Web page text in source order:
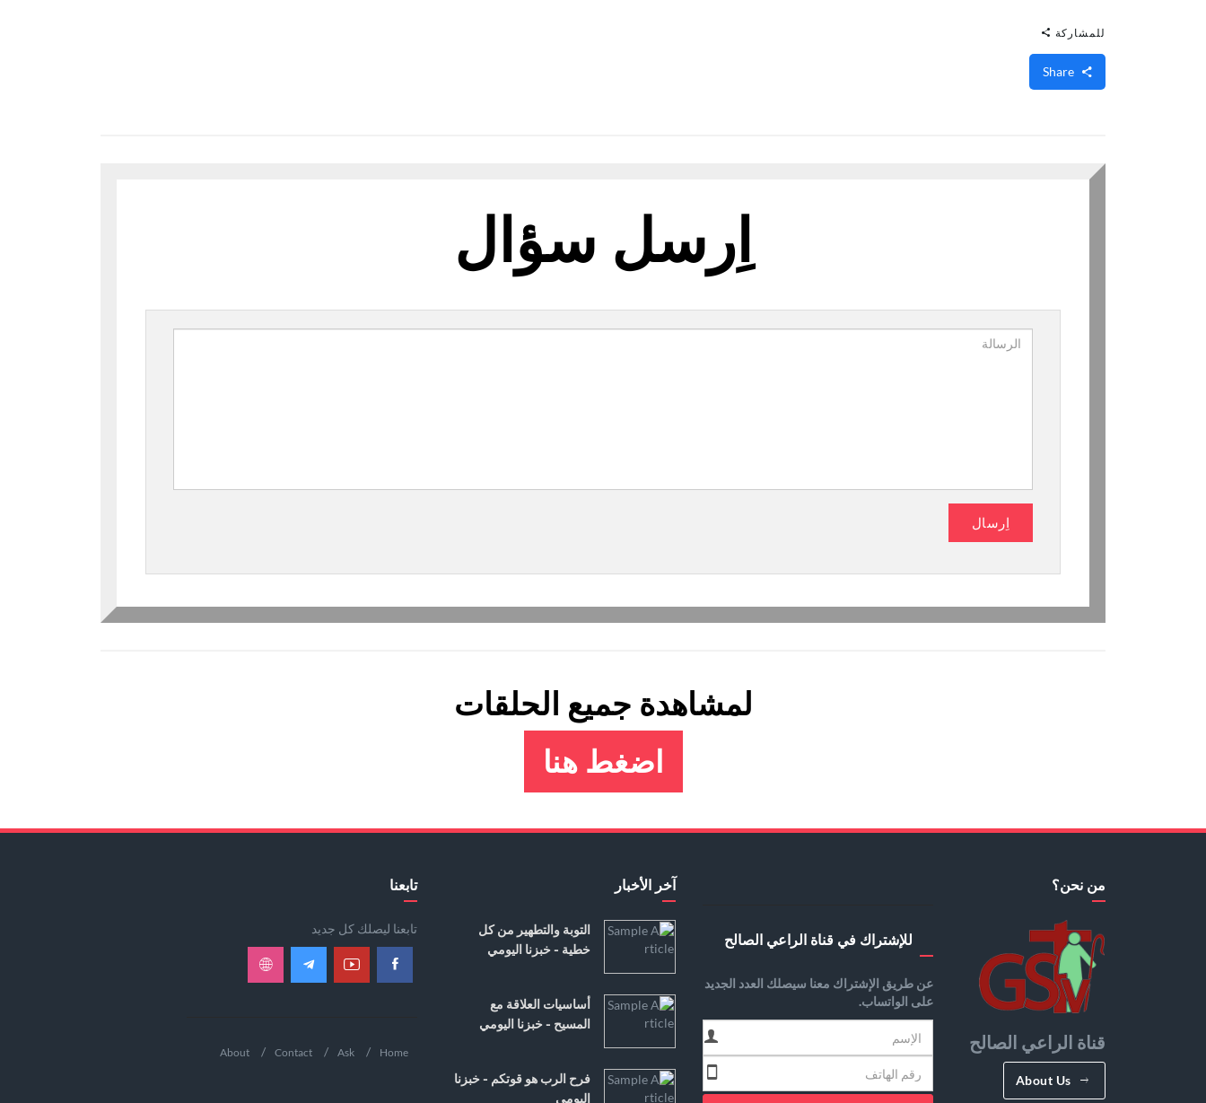
للمشاركة
اِرسل سؤال
لمشاهدة جميع الحلقات
اضغط هنا
من نحن؟
قناة الراعي الصالح
About Us
للإشتراك في قناة الراعي الصالح
عن طريق الإشتراك معنا سيصلك العدد الجديد
على الواتساب.
آخر الأخبار
التوبة والتطهير من كل
خطية - خبزنا اليومي
أساسيات العلاقة مع
المسيح - خبزنا اليومي
فرح الرب هو قوتكم - خبزنا
اليومي
تابعنا
تابعنا ليصلك كل جديد
Home
Ask
Contact
About